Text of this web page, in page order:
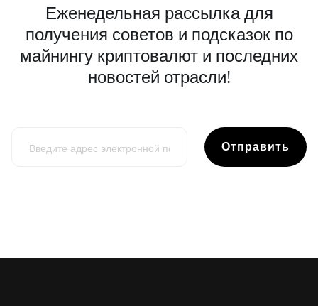
Еженедельная рассылка для
получения советов и подсказок по
майнингу криптовалют и последних
новостей отрасли!
Отправить